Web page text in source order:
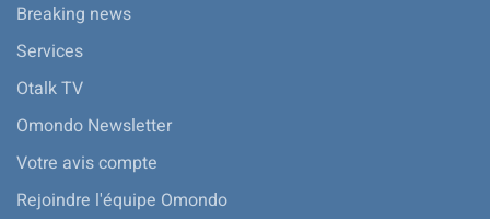
Breaking news
Services
Otalk TV
Omondo Newsletter
Votre avis compte
Rejoindre l'équipe Omondo